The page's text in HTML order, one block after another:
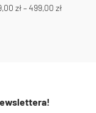
zł – 499,00 zł